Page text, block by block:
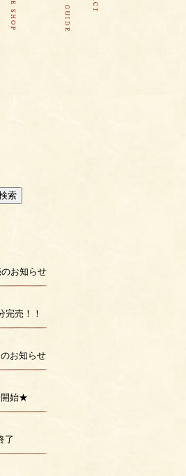
お知らせ
売！！
お知らせ
開始★
了